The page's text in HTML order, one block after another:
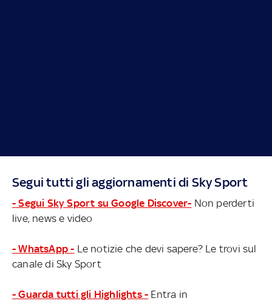
Segui tutti gli aggiornamenti di Sky Sport
- Segui Sky Sport su Google Discover- Non perderti
live, news e video
- WhatsApp - Le notizie che devi sapere? Le trovi sul
canale di Sky Sport
- Guarda tutti gli Highlights - Entra in